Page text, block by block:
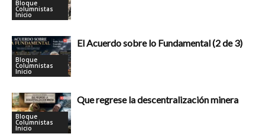
Bloque
Columnistas
Inicio
Bloque
Columnistas
Inicio
El Acuerdo sobre lo Fundamental (2 de 3)
Bloque
Columnistas
Inicio
Que regrese la descentralización minera